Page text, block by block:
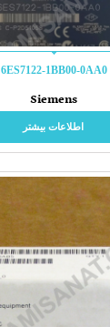
6ES7122-1BB00-0AA0
Siemens
اطلاعات بیشتر